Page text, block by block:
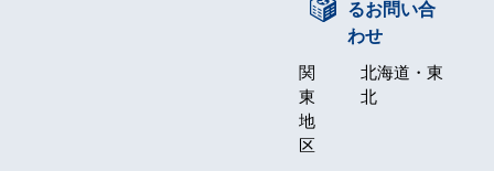
るお問い合
わせ
関
東
地
区
北海道・東
北